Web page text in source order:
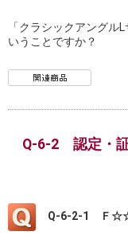
「クラシックアングル
いうことですか？
Q-6-2 認定・証
Q-6-2-1 Ｆ